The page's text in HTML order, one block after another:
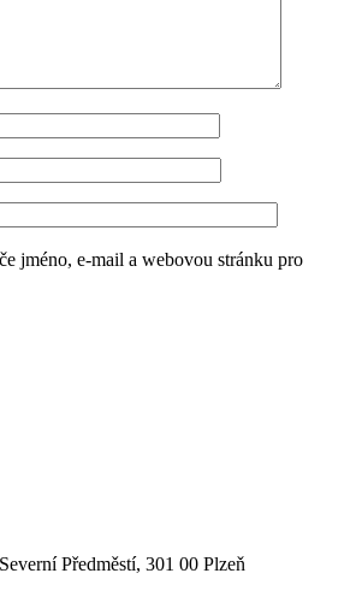
jméno, e-mail a webovou stránku pro
Předměstí, 301 00 Plzeň